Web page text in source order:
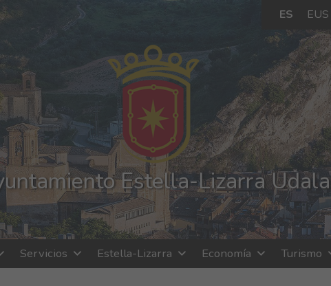
ES EUS
Estella-Lizarra Udala
Servicios Estella-Lizarra Economía Turismo